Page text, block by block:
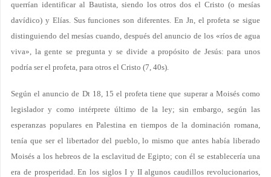
querrían identificar al Bautista, siendo los otros dos el Cristo (o mesías
davídico) y Elías. Sus funciones son diferentes. En Jn, el profeta se sigue
distinguiendo del mesías cuando, después del anuncio de los «ríos de agua
viva», la gente se pregunta y se divide a propósito de Jesús: para unos
podría ser el profeta, para otros el Cristo (7, 40s).
Según el anuncio de Dt 18, 15 el profeta tiene que superar a Moisés como
legislador y como intérprete último de la ley; sin embargo, según las
esperanzas populares en Palestina en tiempos de la dominación romana,
tenía que ser el libertador del pueblo, lo mismo que antes había liberado
Moisés a los hebreos de la esclavitud de Egipto; con él se establecería una
era de prosperidad. En los siglos I y II algunos caudillos revolucionarios,